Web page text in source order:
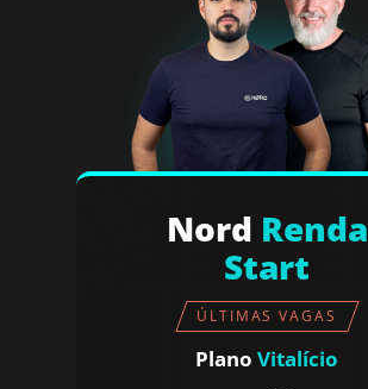
Nord Renda
Start
ÚLTIMAS VAGAS
Plano Vitalício